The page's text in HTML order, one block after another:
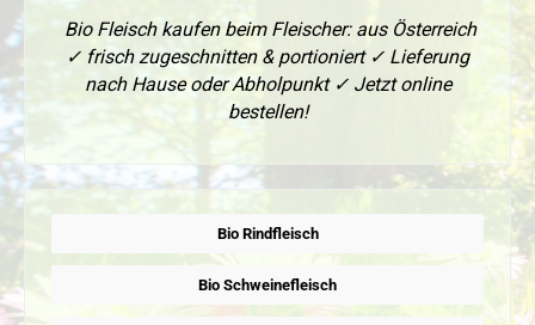
Bio Fleisch kaufen beim Fleischer: aus Österreich
✓ frisch zugeschnitten & portioniert ✓ Lieferung
nach Hause oder Abholpunkt ✓ Jetzt online
bestellen!
Bio Rindfleisch
Bio Schweinefleisch